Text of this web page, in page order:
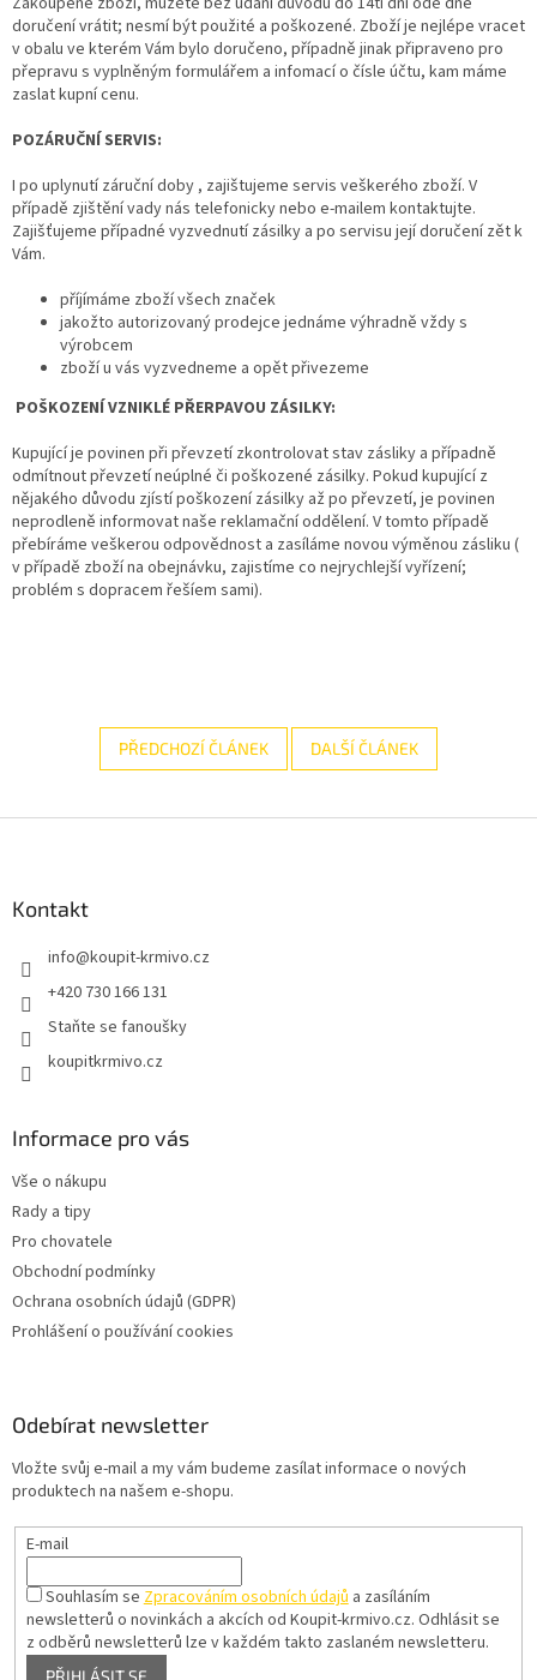
doručení vrátit; nesmí být použité a poškozené. Zboží je nejlépe vracet
v obalu ve kterém Vám bylo doručeno, případně jinak připraveno pro
přepravu s vyplněným formulářem a infomací o čísle účtu, kam máme
zaslat kupní cenu.
POZÁRUČNÍ SERVIS:
I po uplynutí záruční doby , zajištujeme servis veškerého zboží. V
případě zjištění vady nás telefonicky nebo e-mailem kontaktujte.
Zajišťujeme případné vyzvednutí zásilky a po servisu její doručení zět k
Vám.
příjímáme zboží všech značek
jakožto autorizovaný prodejce jednáme výhradně vždy s
výrobcem
zboží u vás vyzvedneme a opět přivezeme
POŠKOZENÍ VZNIKLÉ PŘERPAVOU ZÁSILKY:
Kupující je povinen při převzetí zkontrolovat stav zásliky a případně
odmítnout převzetí neúplné či poškozené zásilky. Pokud kupující z
nějakého důvodu zjístí poškození zásilky až po převzetí, je povinen
neprodleně informovat naše reklamační oddělení. V tomto případě
přebíráme veškerou odpovědnost a zasíláme novou výměnou zásliku (
v případě zboží na obejnávku, zajistíme co nejrychlejší vyřízení;
problém s dopracem řešíem sami).
PŘEDCHOZÍ ČLÁNEK DALŠÍ ČLÁNEK
Kontakt
info@koupit-krmivo.cz
+420 730 166 131
Staňte se fanoušky
koupitkrmivo.cz
Informace pro vás
Vše o nákupu
Rady a tipy
Pro chovatele
Obchodní podmínky
Ochrana osobních údajů (GDPR)
Prohlášení o používání cookies
Odebírat newsletter
Vložte svůj e-mail a my vám budeme zasílat informace o nových
produktech na našem e-shopu.
E-mail
Souhlasím se Zpracováním osobních údajů a zasíláním
newsletterů o novinkách a akcích od Koupit-krmivo.cz. Odhlásit se
z odběrů newsletterů lze v každém takto zaslaném newsletteru.
PŘIHLÁSIT SE